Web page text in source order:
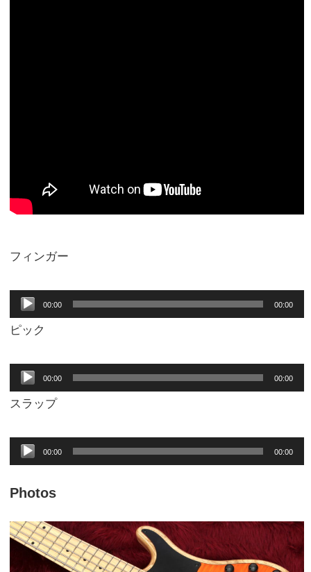
フィンガー
音
声
レ
ー
00:00 00:00
ピック
音
声
レ
ヤ
ー
00:00 00:00
スラップ
音
プ
レ
ー
00:00 00:00
Photos